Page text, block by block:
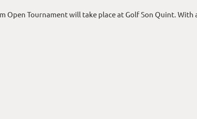
Open Tournament will take place at Golf Son Quint.